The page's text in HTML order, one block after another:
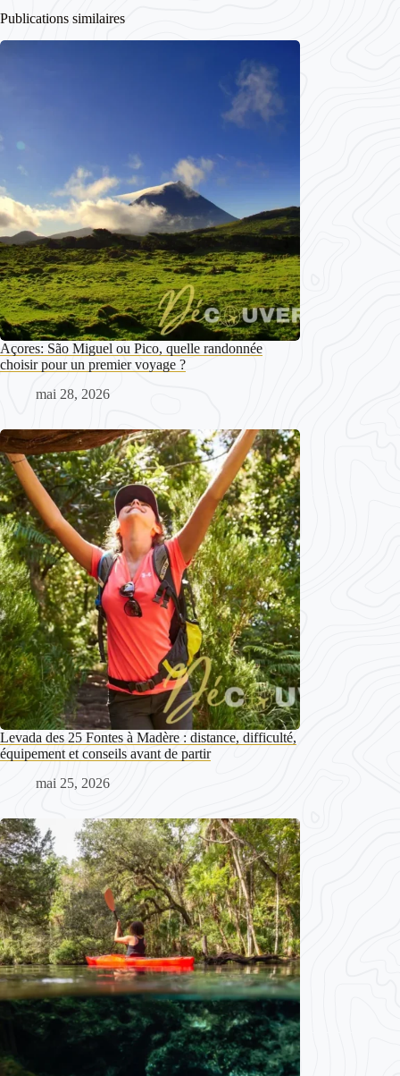
Publications similaires
Açores: São Miguel ou Pico, quelle randonnée
choisir pour un premier voyage ?
mai 28, 2026
Levada des 25 Fontes à Madère : distance, difficulté,
équipement et conseils avant de partir
mai 25, 2026